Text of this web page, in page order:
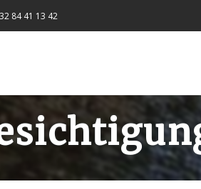
84 41 13 42